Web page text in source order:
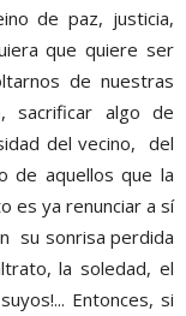
de paz, justicia,
que quiere ser
nos de nuestras
, sacrificar algo de
idad del vecino, del
de aquellos que la
es ya renunciar a sí
n su sonrisa perdida
la soledad,el
.. Entonces, si